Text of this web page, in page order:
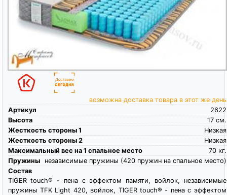
возможна доставка товара в этот же день
Артикул
2622
Высота
см.
17
Жесткость стороны 1
Низкая
Жесткость стороны 2
Низкая
Максимальный вес на 1 спальное место
кг.
70
Пружины
независимые пружины (420 пружин на спальное место)
Состав
TIGER touch® - пена с эффектом памяти, войлок, независимые
пружины TFK Light 420, войлок, TIGER touch® - пена с эффектом